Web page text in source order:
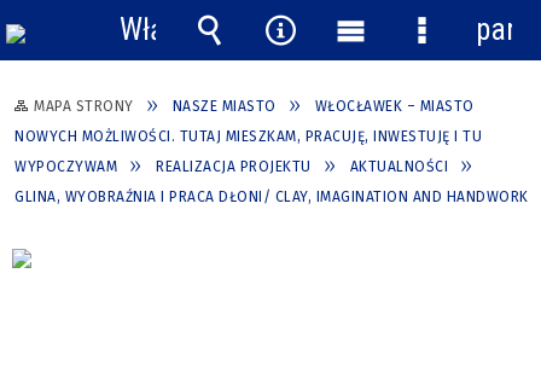
MAPA STRONY NASZE MIASTO
WŁOCŁAWEK – MIASTO
NOWYCH MOŻLIWOŚCI. TUTAJ MIESZKAM, PRACUJĘ, INWESTUJĘ I TU
WYPOCZYWAM
REALIZACJA PROJEKTU
AKTUALNOŚCI
GLINA, WYOBRAŹNIA I PRACA DŁONI/ CLAY, IMAGINATION AND HANDWORK
Włącz
powiadomienia
Wyszukiwarka
Narzędzia
Menu
główne
Menu
panel